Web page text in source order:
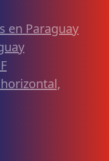
en Paraguay